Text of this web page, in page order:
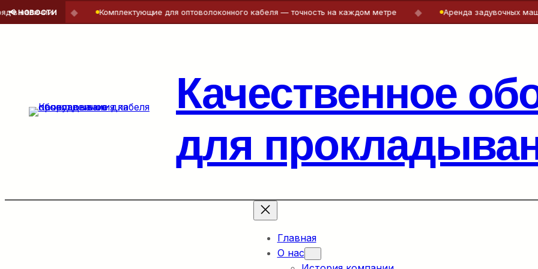
Качественное
для
Главная
О нас
📢 НОВОСТИ
◆ Комплектующие для оптоволоконного кабеля — точность на каждом метре ◆ Аренда задувочных машин и